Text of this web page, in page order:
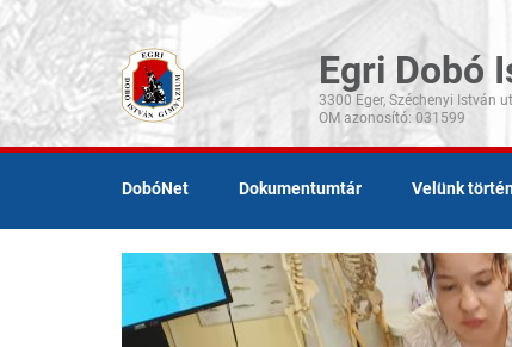
Egri Dobó
3300 Eger, Széchenyi István
DobóNet Dokumentumtár Velünk